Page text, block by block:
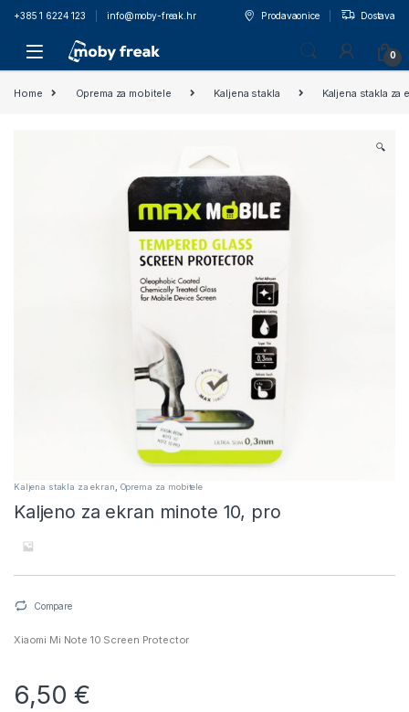
+385 1 6224 123 info@moby-freak.hr Prodavaonice Dostava
0
Home Oprema za mobitele Kaljena stakla Kaljena stakla za
🔍
Kaljena stakla za ekran Oprema za mobitele
Kaljeno za ekran minote 10, pro
Compare
Xiaomi Mi Note 10 Screen Protector
6,50€